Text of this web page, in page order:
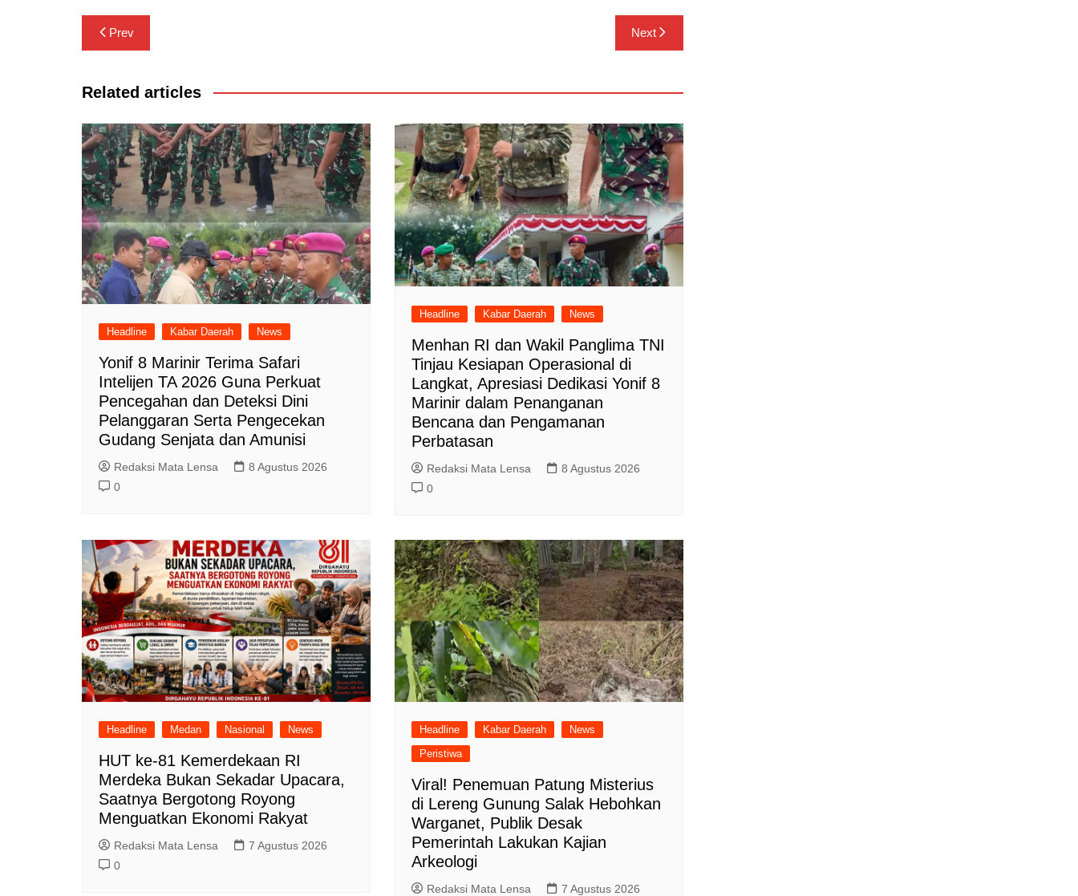
Navigasi
pos
Prev Next
Related articles
Headline Kabar Daerah News
Yonif 8 Marinir Terima Safari
Intelijen TA 2026 Guna Perkuat
Pencegahan dan Deteksi Dini
Pelanggaran Serta Pengecekan
Gudang Senjata dan Amunisi
Redaksi Mata Lensa
8 Agustus 2026
0
Headline Kabar Daerah News
Menhan RI dan Wakil Panglima TNI
Tinjau Kesiapan Operasional di
Langkat, Apresiasi Dedikasi Yonif 8
Marinir dalam Penanganan
Bencana dan Pengamanan
Perbatasan
Redaksi Mata Lensa
8 Agustus 2026
0
Headline Medan Nasional News
HUT ke-81 Kemerdekaan RI
Merdeka Bukan Sekadar Upacara,
Saatnya Bergotong Royong
Menguatkan Ekonomi Rakyat
Redaksi Mata Lensa
7 Agustus 2026
0
Headline Kabar Daerah
News
Peristiwa
Viral! Penemuan Patung Misterius
di Lereng Gunung Salak Hebohkan
Warganet, Publik Desak
Pemerintah Lakukan Kajian
Arkeologi
Redaksi Mata Lensa 7 Agustus 2026